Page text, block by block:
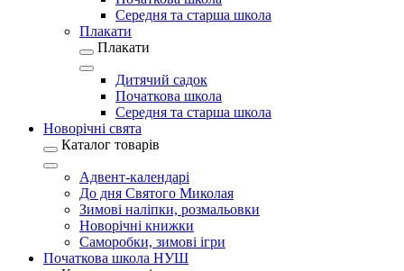
Середня та старша школа
Плакати
Плакати
Дитячий садок
Початкова школа
Середня та старша школа
Новорічні свята
Каталог товарів
Адвент-календарі
До дня Святого Миколая
Зимові наліпки, розмальовки
Новорічні книжки
Саморобки, зимові ігри
Початкова школа НУШ